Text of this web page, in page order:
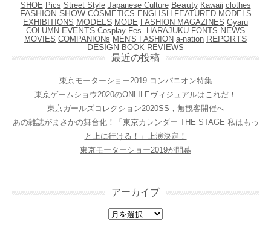
SHOE Pics Street Style Japanese Culture Beauty Kawaii clothes
FASHION SHOW COSMETICS ENGLISH FEATURED MODELS
EXHIBITIONS MODELS MODE FASHION MAGAZINES Gyaru
COLUMN EVENTS Cosplay Fes. HARAJUKU FONTS NEWS
MOVIES COMPANIONs MEN'S FASHION a-nation REPORTS
DESIGN BOOK REVIEWS
最近の投稿
東京モーターショー2019 コンパニオン特集
東京ゲームショウ2020のONLILEヴィジュアルはこれだ！
東京ガールズコレクション2020SS，無観客開催へ
あの雑誌がまさかの舞台化！「東京カレンダー THE STAGE 私はもっ
と上に行ける！」上演決定！
東京モーターショー2019が開幕
アーカイブ
アーカイブ